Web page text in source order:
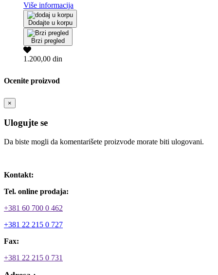
Više informacija
Dodajte u korpu
Brzi pregled
1.200,00 din
Ocenite proizvod
×
Ulogujte se
Da biste mogli da komentarišete proizvode morate biti ulogovani.
Kontakt:
Tel. online prodaja:
+381 60 700 0 462
+381 22 215 0 727
Fax:
+381 22 215 0 731